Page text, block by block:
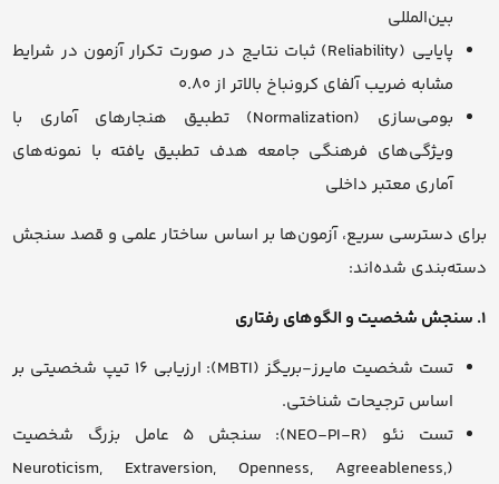
بین‌المللی
پایایی (Reliability) ثبات نتایج در صورت تکرار آزمون در شرایط
مشابه ضریب آلفای کرونباخ بالاتر از ۰.۸۰
بومی‌سازی (Normalization) تطبیق هنجارهای آماری با
ویژگی‌های فرهنگی جامعه هدف تطبیق یافته با نمونه‌های
آماری معتبر داخلی
برای دسترسی سریع، آزمون‌ها بر اساس ساختار علمی و قصد سنجش
دسته‌بندی شده‌اند:
۱. سنجش شخصیت و الگوهای رفتاری
تست شخصیت مایرز-بریگز (MBTI): ارزیابی ۱۶ تیپ شخصیتی بر
اساس ترجیحات شناختی.
تست نئو (NEO-PI-R): سنجش ۵ عامل بزرگ شخصیت
(Neuroticism, Extraversion, Openness, Agreeableness,